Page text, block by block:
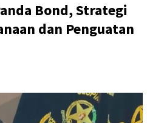
Bond, Strategi
dan Penguatan